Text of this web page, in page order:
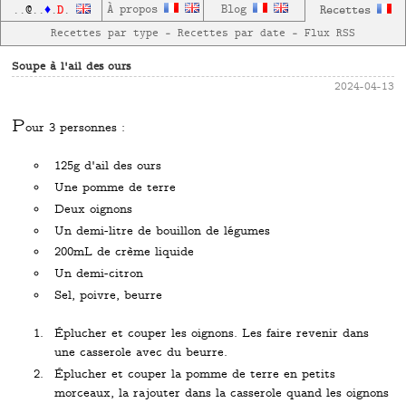
..@..♦.D. À propos Blog Recettes
Recettes par type — Recettes par date — Flux RSS
Soupe à l'ail des ours
2024-04-13
Pour 3 personnes :
125g d'ail des ours
Une pomme de terre
Deux oignons
Un demi-litre de bouillon de légumes
200mL de crème liquide
Un demi-citron
Sel, poivre, beurre
Éplucher et couper les oignons. Les faire revenir dans
une casserole avec du beurre.
Éplucher et couper la pomme de terre en petits
morceaux, la rajouter dans la casserole quand les oignons